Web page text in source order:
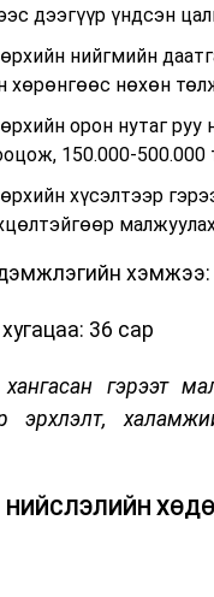
дээгүүр үндсэн
нийгмийн
хөрөнгөөс нөхөн
орон нутаг
150.000-500.000
хүсэлтээр
хэмжээ: 3
36 сар
гэрээт
эрхлэлт,
НИЙСЛЭЛИЙН